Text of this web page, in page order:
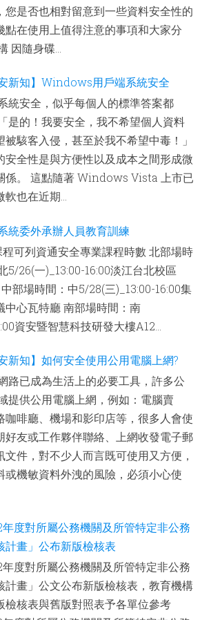
您是否也相對留意到一些資料安全性的
點在使用上值得注意的事項和大家分
因隨身碟...
安新知】Windows用戶端系統安全
統安全，似乎每個人的標準答案都
是的！我要安全，我不希望個人資料
駭客入侵，甚至於我不希望中毒！」
安全性是與方便性以及成本之間形成微
係。 這點隨著 Windows Vista 上市已
也在近期...
統委外承辦人員教育訓練
可列資通安全專業課程時數 北部場時
5/26(一)_13:00-16:00淡江台北校區
部場時間：中5/28(三)_13:00-16:00集
中心瓦特廳 南部場時間：南
資安暨智慧科技研發大樓A12...
安新知】如何安全使用公用電腦上網?
路已成為生活上的必要工具，許多公
提供公用電腦上網，例如：電腦賣
咖啡廳、機場和影印店等，很多人會使
好友或工作夥伴聯絡、上網收發電子郵
件，對不少人而言既可使用又方便，
或機敏資料外洩的風險，必須小心使
年度對所屬公務機關及所管特定非公務
計畫」公布新版檢核表
年度對所屬公務機關及所管特定非公務
計畫」公文公布新版檢核表，教育機構
檢核表與舊版對照表予各單位參考